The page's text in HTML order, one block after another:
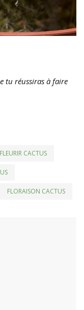
tu réussiras à faire
CACTUS
FLORAISON CACTUS